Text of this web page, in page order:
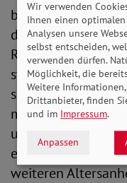
bis 70 arbeiten
dass
Rentenalter
stecken wir doch
schrittweisen
mit 67 ist noch
umgesetzt. Wir
einer Maßnahme
weiteren
Wir verwenden
Ihnen einen
Analysen unsere
selbst entscheiden,
verwenden dürfen.
Möglichkeit, die
Weitere
Drittanbieter, finden
und im Impressum.
Anpassen